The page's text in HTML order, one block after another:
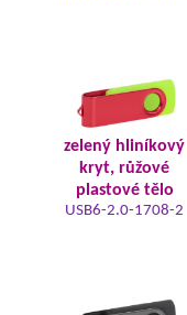
zelený hliníkový
kryt, růžové
plastové tělo
USB6-2.0-1708-2